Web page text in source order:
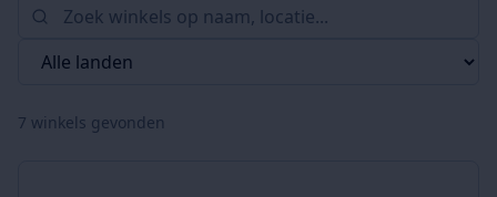
7 winkels gevonden